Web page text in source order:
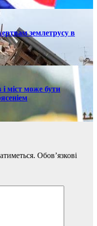
землетрусу в
і міст може бути
Обов’язкові